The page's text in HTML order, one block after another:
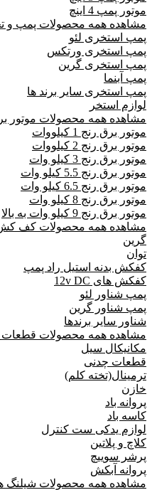
موتور پمپ 4 اینچ
مشاهده همه محصولات پمپ و
پمپ استخری لئو
پمپ استخری ورتکس
پمپ استخری گرین
پمپ آبنما
پمپ استخری سایر برند ها
لوازم استخر
مشاهده همه محصولات موتور
موتور برق رنج 1 کیلووات
موتور برق رنج 2 کیلووات
موتور برق رنج 3 کیلو وات
موتور برق رنج 5.5 کیلو وات
موتور برق رنج 6.5 کیلو وات
موتور برق رنج 8 کیلو وات
موتور برق رنج 9 کیلو وات به بالا
مشاهده همه محصولات کف
گرین
توان
کفکش بدنه استیل راد پمپ
کفکش های 12v DC
پمپ شناور لئو
پمپ شناور گرین
شناور سایر برندها
مشاهده همه محصولات
مکانیکال سیل
قطعات چدنی
ترمینال(تخته کلم)
خازن
پروانه باد
کاسه باد
لوازم یدکی ست کنترل
کلاچ و پلاتین
پرشر سوییچ
پروانه آبکش
مشاهده همه محصولات شیلنگ